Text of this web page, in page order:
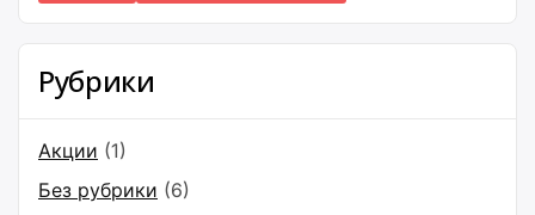
Рубрики
Акции (1)
Без рубрики (6)